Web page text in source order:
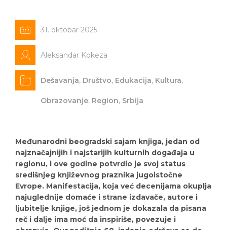
31. oktobar 2025.
Aleksandar Kokeza
Dešavanja, Društvo, Edukacija, Kultura,
Obrazovanje, Region, Srbija
Međunarodni beogradski sajam knjiga, jedan od
najznačajnijih i najstarijih kulturnih događaja u
regionu, i ove godine potvrdio je svoj status
središnjeg književnog praznika jugoistočne
Evrope. Manifestacija, koja već decenijama okuplja
najuglednije domaće i strane izdavače, autore i
ljubitelje knjige, još jednom je dokazala da pisana
reč i dalje ima moć da inspiriše, povezuje i